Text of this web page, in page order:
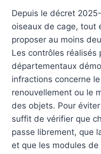
Depuis le décret
oiseaux de cage, tout
proposer au moins
Les contrôles réalisés
départementaux
infractions concerne
renouvellement ou le
des objets. Pour
suffit de vérifier que
passe librement, que
et que les modules